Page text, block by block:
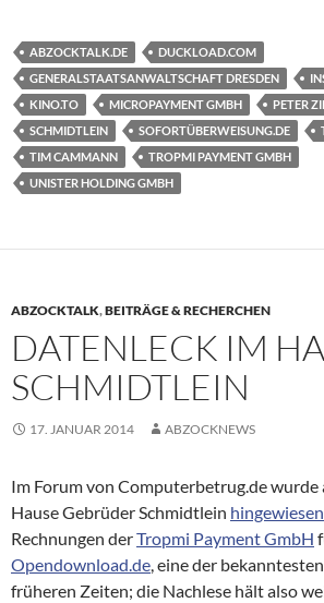
ABZOCKTALK.DE
DUCKLOAD.COM
GENERALSTAATSANWALTSCHAFT DRESDEN
KINO.TO
MICROPAYMENT GMBH
PETER
SCHMIDTLEIN
SOFORTÜBERWEISUNG.DE
TIM CAMMANN
TROPMI PAYMENT GMBH
UNISTER HOLDING GMBH
ABZOCKTALK,BEITRÄGE & RECHERCHEN
DATENLECK IM
SCHMIDTLEIN
17. JANUAR 2014 ABZOCKNEWS
Im Forum von Computerbetrug.de wurde
Hause Gebrüder Schmidtlein hingewiesen
Rechnungen derTropmi Payment GmbH
Opendownload.de, eine der
früheren Zeiten; die Nachlese hält also